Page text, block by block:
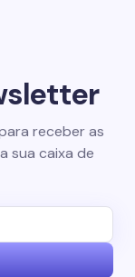
receber as
sua caixa de